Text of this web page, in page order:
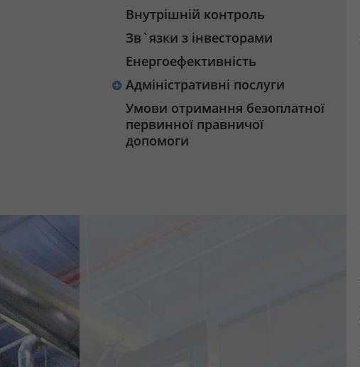
Внутрішній контроль
Зв`язки з інвесторами
Енергоефективність
Адміністративні послуги
Умови отримання безоплатної
первинної правничої
допомоги